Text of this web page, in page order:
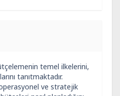
temel ilkelerini,
tanıtmaktadır.
ve stratejik